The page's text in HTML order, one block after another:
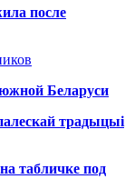
после
Беларуси
традыцыі
табличке под